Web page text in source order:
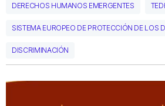
DERECHOS HUMANOS EMERGENTES
SISTEMA EUROPEO DE PROTECCIÓN DE LOS
DISCRIMINACIÓN